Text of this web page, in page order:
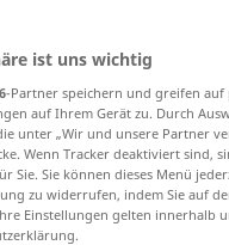
Machen
Produkt
ist uns wichtig
-Partner speichern und greifen
auf Ihrem Gerät zu. Durch
unter „Wir und unsere Partner
Wenn Tracker deaktiviert sind,
Sie. Sie können dieses Menü
zu widerrufen, indem Sie auf
Einstellungen gelten innerhalb